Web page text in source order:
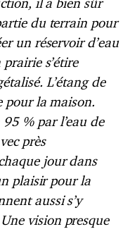
du terrain pour
un réservoir d’eau
s’étire
L’étang de
pour la maison.
95 % par l’eau de
près
jour dans
plaisir pour la
aussi s’y
vision presque